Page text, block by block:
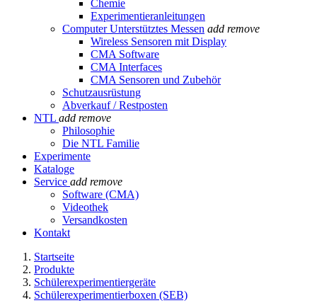
Chemie
Experimentieranleitungen
Computer Unterstütztes Messen add remove
Wireless Sensoren mit Display
CMA Software
CMA Interfaces
CMA Sensoren und Zubehör
Schutzausrüstung
Abverkauf / Restposten
NTL add remove
Philosophie
Die NTL Familie
Experimente
Kataloge
Service add remove
Software (CMA)
Videothek
Versandkosten
Kontakt
Startseite
Produkte
Schülerexperimentiergeräte
Schülerexperimentierboxen (SEB)